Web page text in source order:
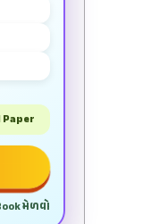
Paper
મેળવો